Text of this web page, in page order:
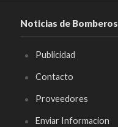
Noticias de Bomberos
Publicidad
Contacto
Proveedores
Enviar Informacion